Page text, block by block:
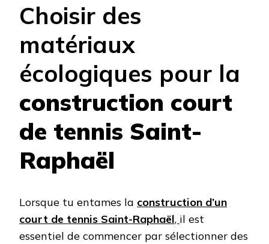
Choisir des
matériaux
écologiques pour la
construction court
de tennis Saint-
Raphaël
Lorsque tu entames la construction d’un
court de tennis Saint-Raphaël, il est
essentiel de commencer par sélectionner des